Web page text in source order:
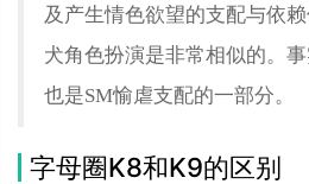
及产生情色欲望的支配与依
犬角色扮演是非常相似的。
也是SM愉虐支配的一部分。
字母圈K8和K9的区别